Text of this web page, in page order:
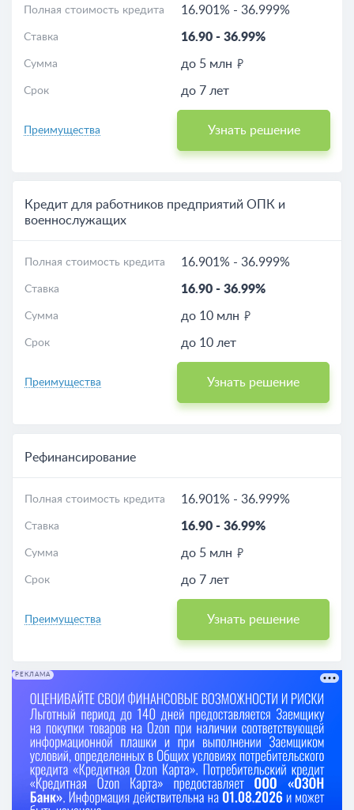
Полная стоимость кредита 16.901% - 36.999%
Ставка 16.90 - 36.99%
Сумма до 5 млн
Срок до 7 лет
Преимущества Узнать решение
Кредит для работников предприятий ОПК и
военнослужащих
Полная стоимость кредита 16.901% - 36.999%
Ставка 16.90 - 36.99%
Сумма до 10 млн
Срок до 10 лет
Преимущества Узнать решение
Рефинансирование
Полная стоимость кредита 16.901% - 36.999%
Ставка 16.90 - 36.99%
Сумма до 5 млн
Срок до 7 лет
Преимущества Узнать решение
РЕКЛАМА